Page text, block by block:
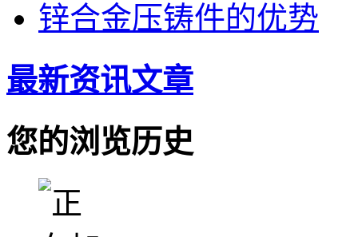
锌合金压铸件的优势
最新资讯文章
您的浏览历史